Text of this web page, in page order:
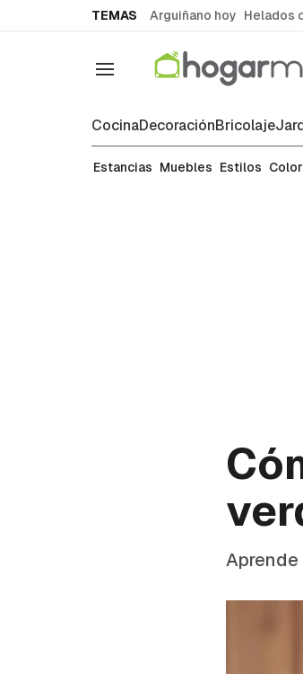
TEMAS Arguiñano hoy Helados
Navegación
CocinaDecoraciónBricolaje
Complementos
Estancias Muebles Estilos